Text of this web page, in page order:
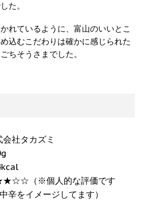
た。
れているように、富山のいいとこ
込むこだわりは確かに感じられた
ちそうさまでした。
社タカズミ
（※個人的な評価です
辛をイメージしてます）